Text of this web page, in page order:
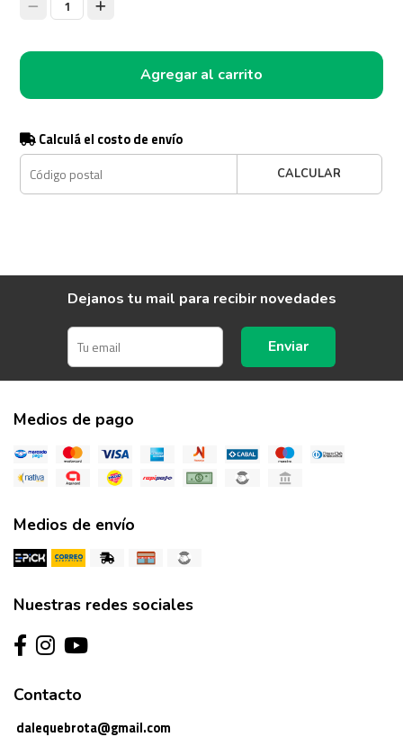
1
Agregar al carrito
Calculá el costo de envío
CALCULAR
Dejanos tu mail para recibir novedades
Enviar
Medios de pago
Medios de envío
Nuestras redes sociales
Contacto
dalequebrota@gmail.com